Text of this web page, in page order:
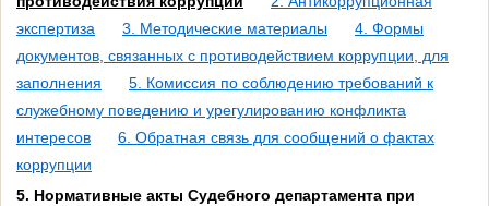
экспертиза
3. Методические материалы
4. Формы
документов, связанных с противодействием коррупции, для
заполнения
5. Комиссия по соблюдению требований к
служебному поведению и урегулированию конфликта
интересов
6. Обратная связь для сообщений о фактах
коррупции
5. Нормативные акты Судебного департамента при